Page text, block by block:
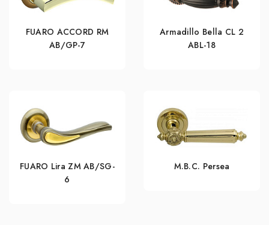
FUARO ACCORD RM
AB/GP-7
Armadillo Bella CL 2
ABL-18
FUARO Lira ZM AB/SG-
6
M.B.C. Persea